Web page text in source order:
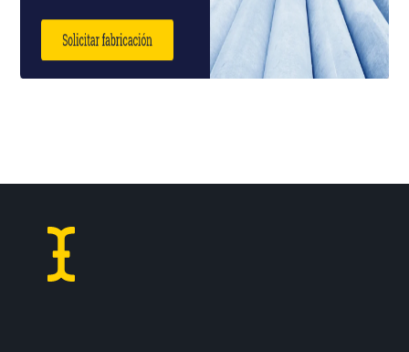
mm/m PESO APROXIMADO: 149Kg
NUMERO DE TRAMOS: 3